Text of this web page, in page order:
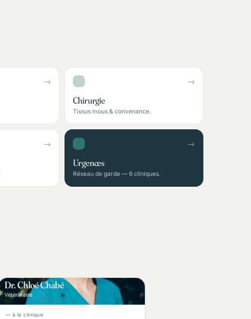
→
Chirurgie
Tissus mous & convenance.
→
→
Urgences
Réseau de garde — 6 cliniques.
→
C
Dr. Chloé Chabé
Vétérinaire
à la clinique